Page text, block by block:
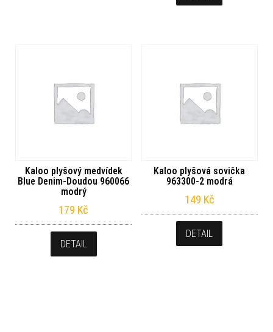
Kaloo plyšový medvídek
Blue Denim-Doudou 960066
modrý
179 Kč
DETAIL
Kaloo plyšová sovička
963300-2 modrá
149 Kč
DETAIL